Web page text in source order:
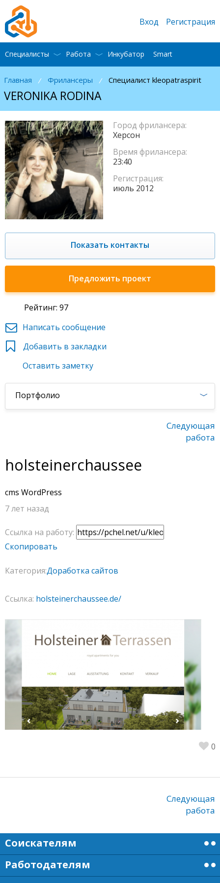
Главная / Фрилансеры / Специалист kleopatraspirit
VERONIKA RODINA
Город фрилансера:
Херсон
Время фрилансера:
23:40
Регистрация:
июль 2012
Показать контакты
Предложить проект
Рейтинг: 97
Написать сообщение
Добавить в закладки
Оставить заметку
Портфолио
Следующая
работа
holsteinerchaussee
cms WordPress
7 лет назад
Ссылка на работу:
Скопировать
Категория:Доработка сайтов
Ссылка: holsteinerchaussee.de/
0
Следующая
работа
Вход Регистрация
Специалисты Работа Инкубатор Smart
Соискателям
Работодателям